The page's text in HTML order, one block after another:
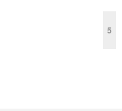
5